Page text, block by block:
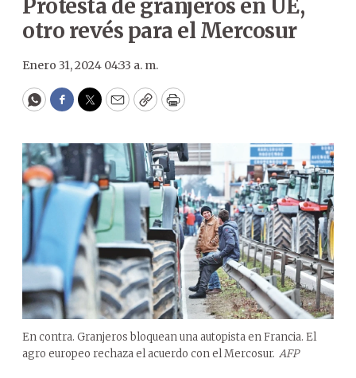
Protesta de granjeros en UE,
otro revés para el Mercosur
Enero 31, 2024 04:33 a. m.
WhatsApp
Facebook
Twitter
EmailCopyPrint
En contra. Granjeros bloquean una autopista en Francia. El
agro europeo rechaza el acuerdo con el Mercosur. AFP